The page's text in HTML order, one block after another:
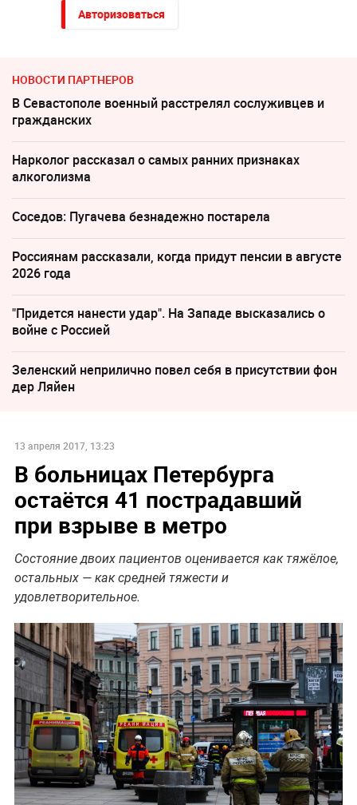
Авторизоваться
НОВОСТИ ПАРТНЕРОВ
В Севастополе военный расстрелял сослуживцев и
гражданских
Нарколог рассказал о самых ранних признаках
алкоголизма
Соседов: Пугачева безнадежно постарела
Россиянам рассказали, когда придут пенсии в августе
2026 года
"Придется нанести удар". На Западе высказались о
войне с Россией
Зеленский неприлично повел cебя в присутствии фон
дер Ляйен
13 апреля 2017, 13:23
В больницах Петербурга
остаётся 41 пострадавший
при взрыве в метро
Состояние двоих пациентов оценивается как тяжёлое,
остальных — как средней тяжести и
удовлетворительное.